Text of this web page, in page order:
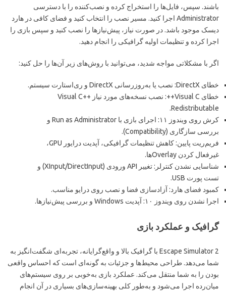
باشند. سپس، فایل‌ها را استخراج کرده و نصب‌کننده را با دسترسی
Administrator اجرا کنید. مسیر نصب را انتخاب کنید و فضای کافی در هارد
دیسک موجود باشد. در صورت نیاز، پیش‌نیازها را نصب کنید و سپس بازی را
اجرا کرده و تنظیمات اولیه گرافیکی را انجام دهید.
اگر با مشکلاتی مواجه شدید، می‌توانید با روش‌های زیر آن‌ها را حل کنید:
خطای DirectX: نصب یا به‌روزرسانی DirectX و ری‌استارت سیستم.
خطای Visual C++: نصب نسخه‌های مورد نیاز Visual C++
Redistributable.
کرش روی ویندوز ۱۱: اجرای بازی با Run as Administrator و
بررسی سازگاری (Compatibility).
فریم‌ریت پایین: کاهش تنظیمات گرافیکی، آپدیت درایور GPU،
غیرفعال کردن Overlayها.
شناسایی نشدن کنترلر: تغییر API ورودی (XInput/DirectInput) و
تست پورت USB.
کمبود فضای هارد: آزادسازی فضا و نصب روی درایو مناسب.
اجرا نشدن روی ویندوز ۱۰: آپدیت Windows و بررسی پیش‌نیازها.
گرافیک و عملکرد بازی
Escape Simulator 2 با گرافیک بالا و واقع‌گرایانه، تجربه‌ای شگفت‌انگیز به
شما می‌دهد. طراحی محیط‌ها و جزئیات به گونه‌ای است که احساس واقعی
بودن را به شما منتقل می‌کند. عملکرد بازی به‌خوبی بر روی سیستم‌های
میان‌رده اجرا می‌شود و به‌طور کلی بهینه‌سازی‌های بسیاری در آن انجام